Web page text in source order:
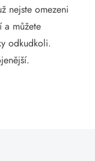
nejste omezeni
a můžete
odkudkoli.